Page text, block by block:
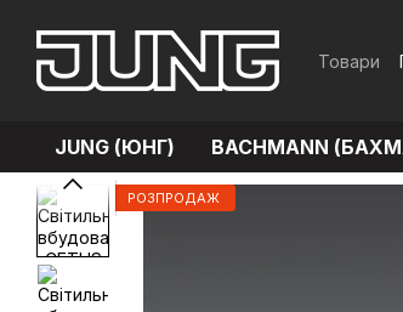
Товари
JUNG (ЮНГ) BACHMANN
РОЗПРОДАЖ